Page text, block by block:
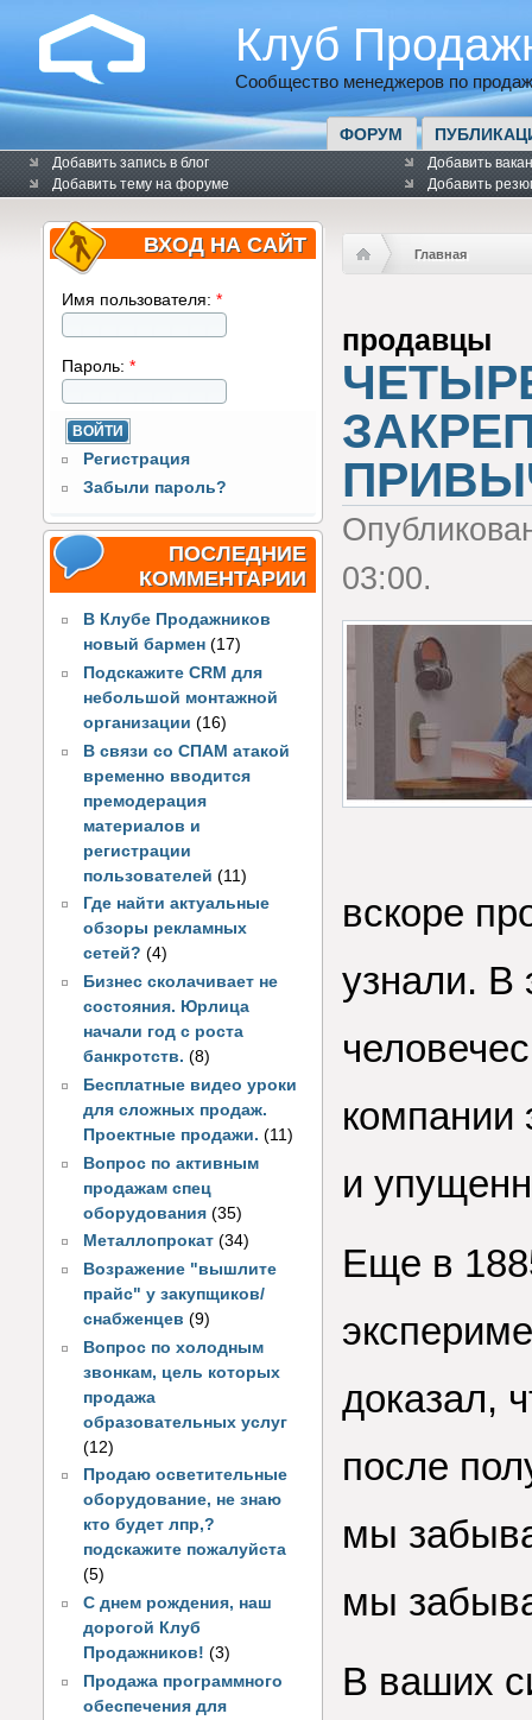
Клуб
Сообщество менеджеров по
ФОРУМ
Добавить запись в блог
Добавить тему на форуме
Добавить
Добавить
ВХОД НА САЙТ
Имя пользователя: *
Пароль: *
Регистрация
Забыли пароль?
ПОСЛЕДНИЕ
КОММЕНТАРИИ
В Клубе Продажников
новый бармен (17)
Подскажите CRM для
небольшой монтажной
организации (16)
В связи со СПАМ атакой
временно вводится
премодерация
материалов и
регистрации
пользователей(11)
Где найти актуальные
обзоры рекламных
сетей? (4)
Бизнес сколачивает не
состояния. Юрлица
начали год с роста
банкротств. (8)
Бесплатные видео уроки
для сложных продаж.
Проектные продажи. (11)
Вопрос по активным
продажам спец
оборудования (35)
Металлопрокат (34)
Возражение "вышлите
прайс" у закупщиков/
снабженцев (9)
Вопрос по холодным
звонкам, цель которых
продажа
образовательных услуг
(12)
Продаю осветительные
оборудование, не знаю
кто будет лпр,?
подскажите пожалуйста
(5)
С днем рождения, наш
дорогой Клуб
Продажников! (3)
Продажа программного
обеспечения для
Главная
продавцы
03:00.
вскоре
узнали. В
компании
и
Еще в
доказал,
после
мы
мы
В ваших